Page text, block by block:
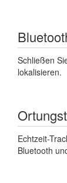
Schließen
lokalisieren.
Echtzeit-
Bluetooth